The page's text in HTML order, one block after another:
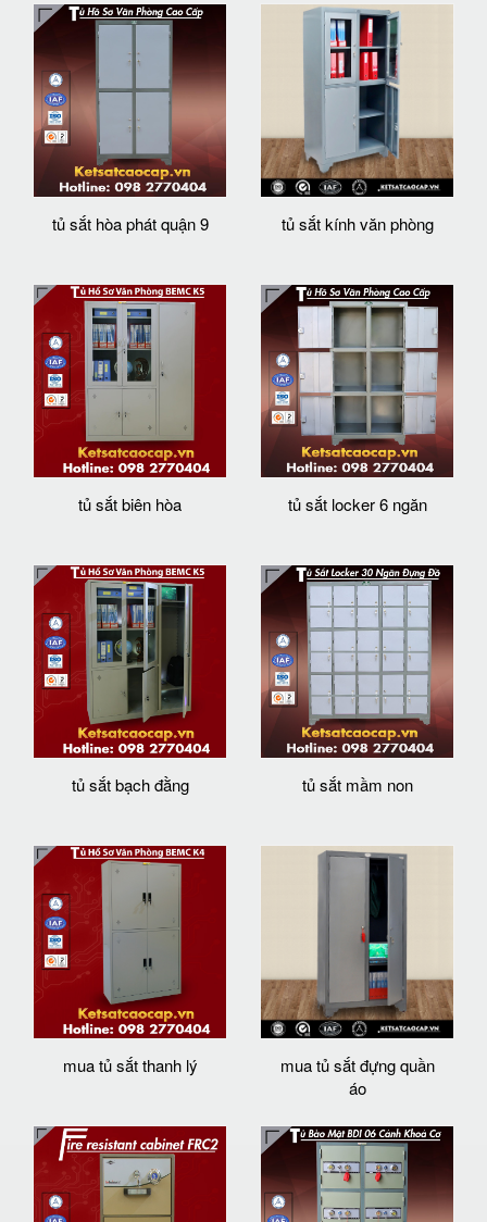
tủ sắt hòa phát quận 9 tủ sắt kính văn phòng
tủ sắt biên hòa tủ sắt locker 6 ngăn
tủ sắt bạch đằng tủ sắt mầm non
mua tủ sắt thanh lý
mua tủ sắt đựng quần
áo